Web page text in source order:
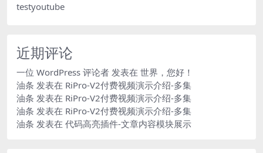
testyoutube
近期评论
一位 WordPress 评论者 发表在 世界，您好！
油条 发表在 RiPro-V2付费视频演示介绍-多集
油条 发表在 RiPro-V2付费视频演示介绍-多集
油条 发表在 RiPro-V2付费视频演示介绍-多集
油条 发表在 代码高亮插件-文章内容模块展示